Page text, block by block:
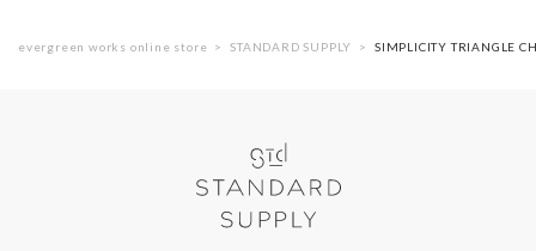
evergreen works online store STANDARD SUPPLY SIMPLICITY TRIANGLE